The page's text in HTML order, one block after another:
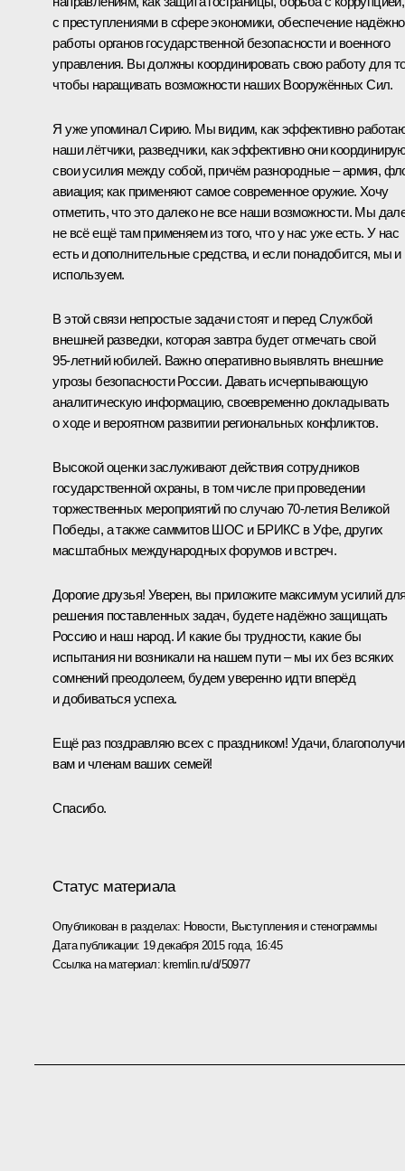
с преступлениями в сфере экономики, обеспечение
работы органов государственной безопасности и военного
управления. Вы должны координировать свою работу для
чтобы наращивать возможности наших Вооружённых Сил.
Я уже упоминал Сирию. Мы видим, как эффективно
наши лётчики, разведчики, как эффективно они
свои усилия между собой, причём разнородные – армия,
авиация; как применяют самое современное оружие. Хочу
отметить, что это далеко не все наши возможности. Мы
не всё ещё там применяем из того, что у нас уже есть. У нас
есть и дополнительные средства, и если понадобится, мы и
используем.
В этой связи непростые задачи стоят и перед Службой
внешней разведки, которая завтра будет отмечать свой
95‑летний юбилей. Важно оперативно выявлять внешние
угрозы безопасности России. Давать исчерпывающую
аналитическую информацию, своевременно докладывать
о ходе и вероятном развитии региональных конфликтов.
Высокой оценки заслуживают действия сотрудников
государственной охраны, в том числе при проведении
торжественных мероприятий по случаю 70‑летия Великой
Победы, а также саммитовШОС и БРИКС в Уфе, других
масштабных международных форумов и встреч.
Дорогие друзья! Уверен, вы приложите максимум усилий
решения поставленных задач, будете надёжно защищать
Россию и наш народ. И какие бы трудности, какие бы
испытания ни возникали на нашем пути – мы их без всяких
сомнений преодолеем, будем уверенно идти вперёд
и добиваться успеха.
Ещё раз поздравляю всех с праздником! Удачи,
вам и членам ваших семей!
Спасибо.
Статус материала
Опубликован в разделах: Новости, Выступления и стенограммы
Дата публикации: 19 декабря 2015 года, 16:45
Ссылка на материал: kremlin.ru/d/50977